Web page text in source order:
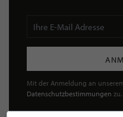
Mit der Anmeldung an
Datenschutzbestimmungen